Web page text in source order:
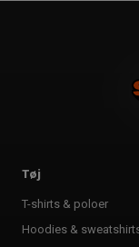
Tøj
T-shirts & poloer
Hoodies &